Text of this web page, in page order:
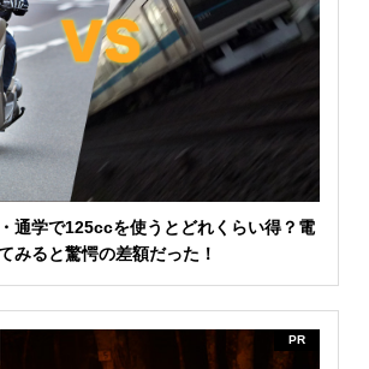
通学で125ccを使うとどれくらい得？電
みると驚愕の差額だった！
PR